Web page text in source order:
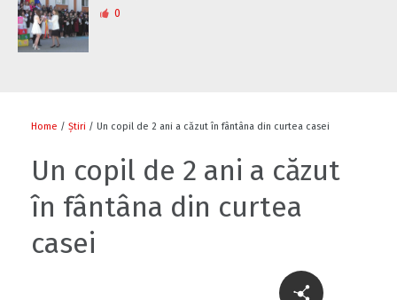
0
0
Home / Știri / Un copil de 2 ani a căzut în fântâna din curtea casei
Un copil de 2 ani a căzut
în fântâna din curtea
casei